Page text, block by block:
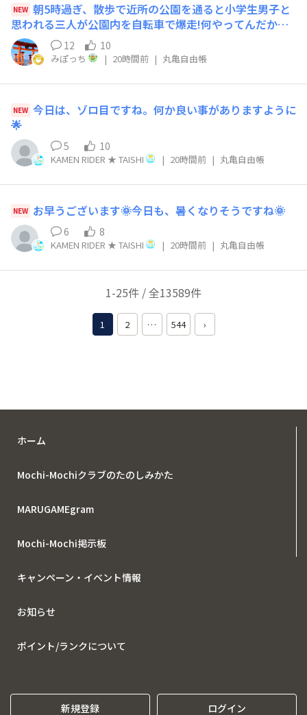
NEW 朝5時過ぎ、散歩で近所の公園を通ると小学生男子と
思われる三人が公園内を自転車で爆走!何やってんだか。
朝から元気ですね。昨日から従業員福引きが始まりまし
た。私に対してバイト仲間の期待値の高さにウケる!目玉
はSwich2。あとお肉とかだそう。最近お米が当たったば
かりなからな〜当たらんかな〜💦
12 10
みぽっち | 20時間前 | 丸亀自由帳
NEW 今日は、ゾロ目ですね。何か良い事がありますように
🌟
5 10
KAMEN RIDER ★ TAISHI | 20時間前 | 丸亀自由帳
NEW お早うございます🌞今日も、暑くなりそうですね🌞
6 8
KAMEN RIDER ★ TAISHI | 20時間前 | 丸亀自由帳
1-25件 / 全13589件
1 2 … 544 ›
ホーム
Mochi-Mochiクラブのたのしみかた
MARUGAMEgram
Mochi-Mochi掲示板
キャンペーン・イベント情報
お知らせ
ポイント/ランクについて
新規登録 ログイン